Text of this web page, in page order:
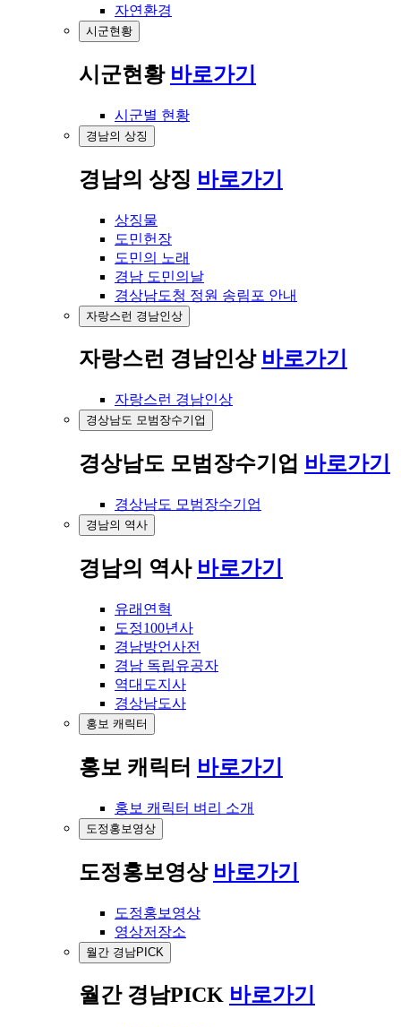
자연환경
시군현황
시군현황 바로가기
시군별 현황
경남의 상징
경남의 상징 바로가기
상징물
도민헌장
도민의 노래
경남 도민의날
경상남도청 정원 송림포 안내
자랑스런 경남인상
자랑스런 경남인상 바로가기
자랑스런 경남인상
경상남도 모범장수기업
경상남도 모범장수기업 바로가기
경상남도 모범장수기업
경남의 역사
경남의 역사 바로가기
유래연혁
도정100년사
경남방언사전
경남 독립유공자
역대도지사
경상남도사
홍보 캐릭터
홍보 캐릭터 바로가기
홍보 캐릭터 벼리 소개
도정홍보영상
도정홍보영상 바로가기
도정홍보영상
영상저장소
월간 경남PICK
월간 경남PICK 바로가기